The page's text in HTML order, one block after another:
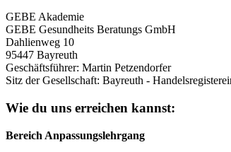
GEBE Akademie
GEBE Gesundheits Beratungs GmbH
Dahlienweg 10
95447 Bayreuth
Geschäftsführer: Martin Petzendorfer
Sitz der Gesellschaft: Bayreuth -
Wie du uns erreichen kannst:
Bereich Anpassungslehrgang